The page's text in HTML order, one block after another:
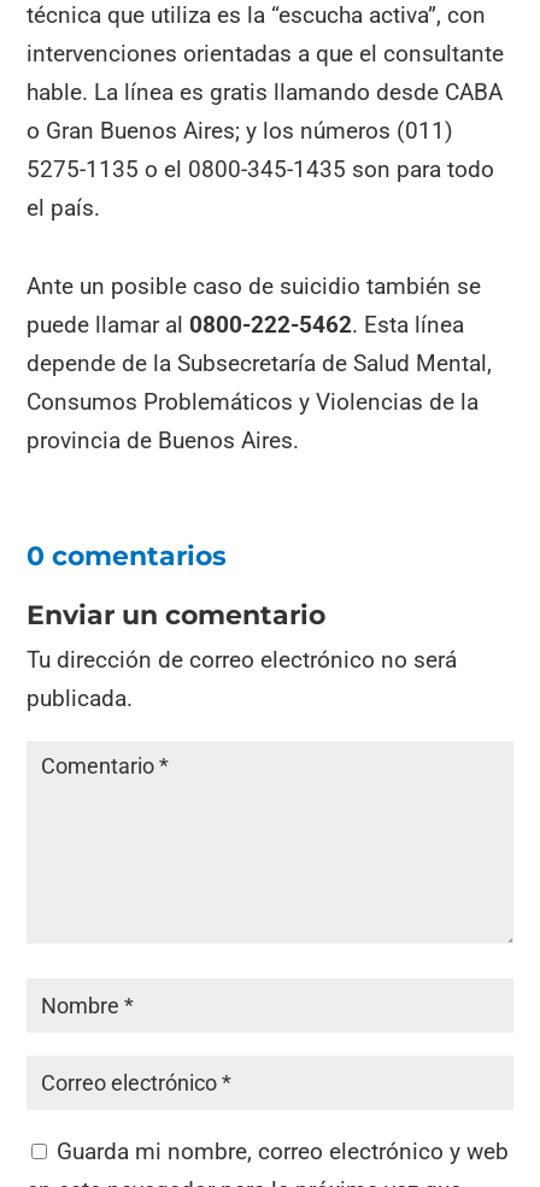
técnica que utiliza es la “escucha activa”, con
intervenciones orientadas a que el consultante
hable. La línea es gratis llamando desde CABA
o Gran Buenos Aires; y los números (011)
5275-1135 o el 0800-345-1435 son para todo
el país.
Ante un posible caso de suicidio también se
puede llamar al0800-222-5462. Esta línea
depende de la Subsecretaría de Salud Mental,
Consumos Problemáticos y Violencias de la
provincia de Buenos Aires.
0 comentarios
Enviar un comentario
Tu dirección de correo electrónico no será
publicada.
Guarda mi nombre, correo electrónico y web